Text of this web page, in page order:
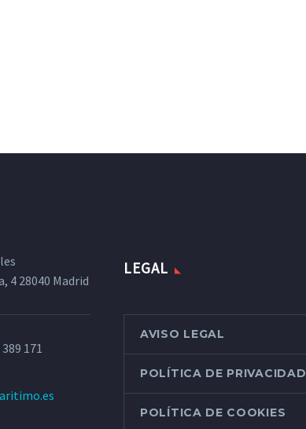
4 28040 Madrid
171
LEGAL
AVISO LEGAL
POLÍTICA DE PRIVACIDAD
POLÍTICA DE COOKIES